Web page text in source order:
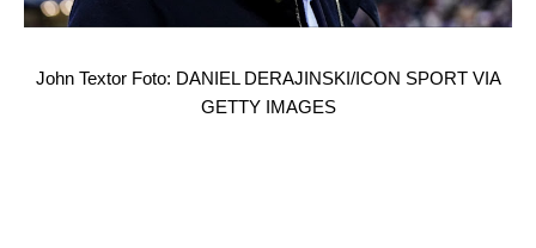
John Textor Foto: DANIEL DERAJINSKI/ICON SPORT VIA
GETTY IMAGES